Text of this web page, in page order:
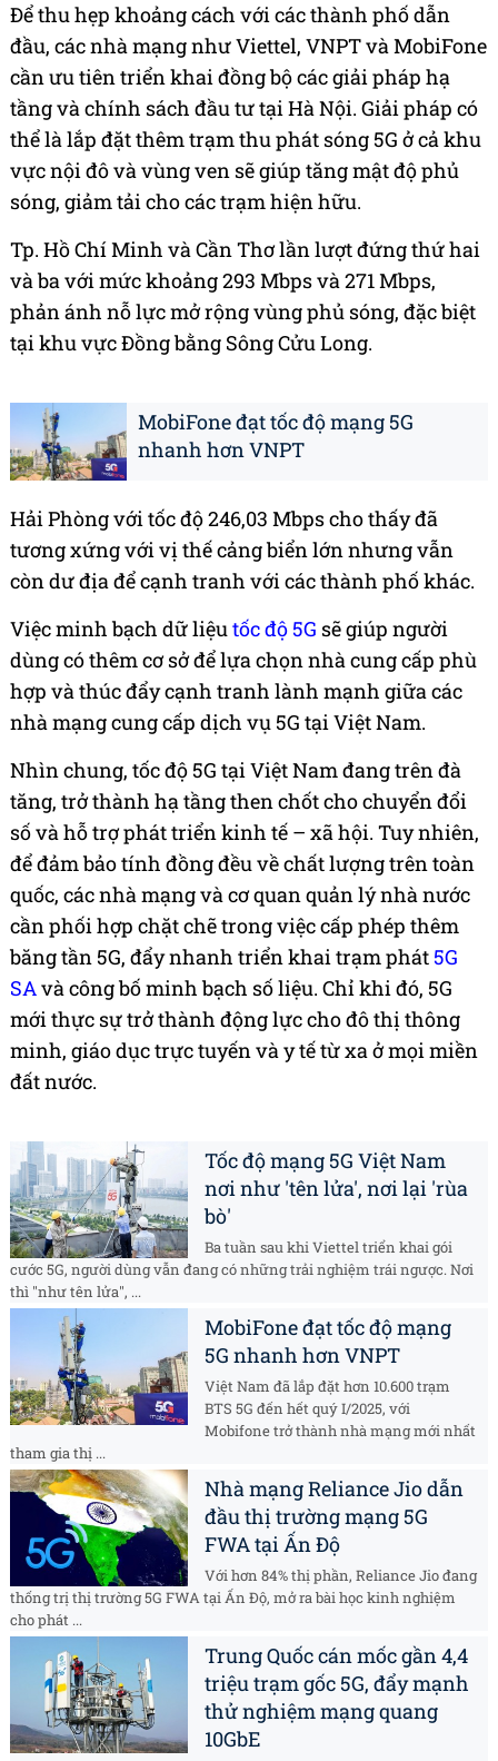
Để thu hẹp khoảng cách với các thành phố dẫn
đầu, các nhà mạng như Viettel, VNPT và MobiFone
cần ưu tiên triển khai đồng bộ các giải pháp hạ
tầng và chính sách đầu tư tại Hà Nội. Giải pháp có
thể là lắp đặt thêm trạm thu phát sóng 5G ở cả khu
vực nội đô và vùng ven sẽ giúp tăng mật độ phủ
sóng, giảm tải cho các trạm hiện hữu.
Tp. Hồ Chí Minh và Cần Thơ lần lượt đứng thứ hai
và ba với mức khoảng 293 Mbps và 271 Mbps,
phản ánh nỗ lực mở rộng vùng phủ sóng, đặc biệt
tại khu vực Đồng bằng Sông Cửu Long.
MobiFone đạt tốc độ mạng 5G
nhanh hơn VNPT
Hải Phòng với tốc độ 246,03 Mbps cho thấy đã
tương xứng với vị thế cảng biển lớn nhưng vẫn
còn dư địa để cạnh tranh với các thành phố khác.
Việc minh bạch dữ liệutốc độ 5G sẽ giúp người
dùng có thêm cơ sở để lựa chọn nhà cung cấp phù
hợp và thúc đẩy cạnh tranh lành mạnh giữa các
nhà mạng cung cấp dịch vụ 5G tại Việt Nam.
Nhìn chung, tốc độ 5G tại Việt Nam đang trên đà
tăng, trở thành hạ tầng then chốt cho chuyển đổi
số và hỗ trợ phát triển kinh tế – xã hội. Tuy nhiên,
để đảm bảo tính đồng đều về chất lượng trên toàn
quốc, các nhà mạng và cơ quan quản lý nhà nước
cần phối hợp chặt chẽ trong việc cấp phép thêm
băng tần 5G, đẩy nhanh triển khai trạm phát 5G
SAvà công bố minh bạch số liệu. Chỉ khi đó, 5G
mới thực sự trở thành động lực cho đô thị thông
minh, giáo dục trực tuyến và y tế từ xa ở mọi miền
đất nước.
Tốc độ mạng 5G Việt Nam
nơi như 'tên lửa', nơi lại 'rùa
bò'
Ba tuần sau khi Viettel triển khai gói
cước 5G, người dùng vẫn đang có những trải nghiệm trái ngược. Nơi
thì "như tên lửa", ...
MobiFone đạt tốc độ mạng
5G nhanh hơn VNPT
Việt Nam đã lắp đặt hơn 10.600 trạm
BTS 5G đến hết quý I/2025, với
Mobifone trở thành nhà mạng mới nhất
tham gia thị ...
Nhà mạng Reliance Jio dẫn
đầu thị trường mạng 5G
FWA tại Ấn Độ
Với hơn 84% thị phần, Reliance Jio đang
thống trị thị trường 5G FWA tại Ấn Độ, mở ra bài học kinh nghiệm
cho phát ...
Trung Quốc cán mốc gần 4,4
triệu trạm gốc 5G, đẩy mạnh
thử nghiệm mạng quang
10GbE